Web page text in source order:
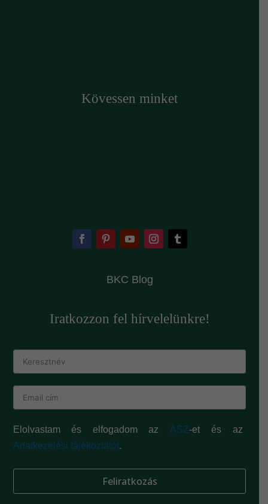
Kövessen minket
BKC Blog
Iratkozzon fel hírvelelünkre!
Elolvastam és elfogadom az ÁSZ-et és az
Adatkezelési tájékoztatót.
Feliratkozás